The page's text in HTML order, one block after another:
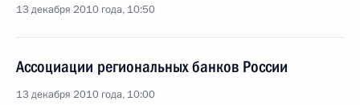
13 декабря 2010 года, 10:50
Ассоциации региональных банков России
13 декабря 2010 года, 10:00